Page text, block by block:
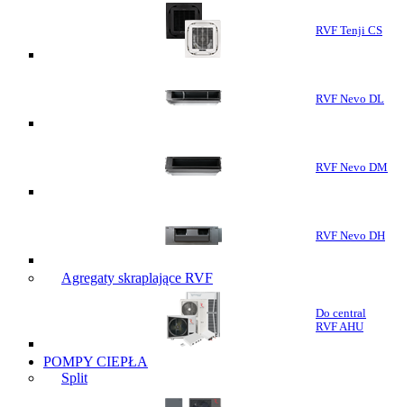
RVF Tenji CS
RVF Nevo DL
RVF Nevo DM
RVF Nevo DH
Agregaty skraplające RVF
Do central
RVF AHU
POMPY CIEPŁA
Split